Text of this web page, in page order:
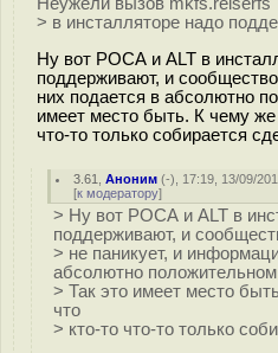
> в инсталляторе надо
Ну вот РОСА и ALT в
поддерживают, и
них подается в абсолютно
имеет место быть. К чему же
что-то только собирается
3.61 ,Аноним (-), 17:19, 13/09/
[к модератору]
> Ну вот РОСА и ALT в
поддерживают, и
> не паникует, и
абсолютно
> Так это имеет место
что
> кто-то что-то только